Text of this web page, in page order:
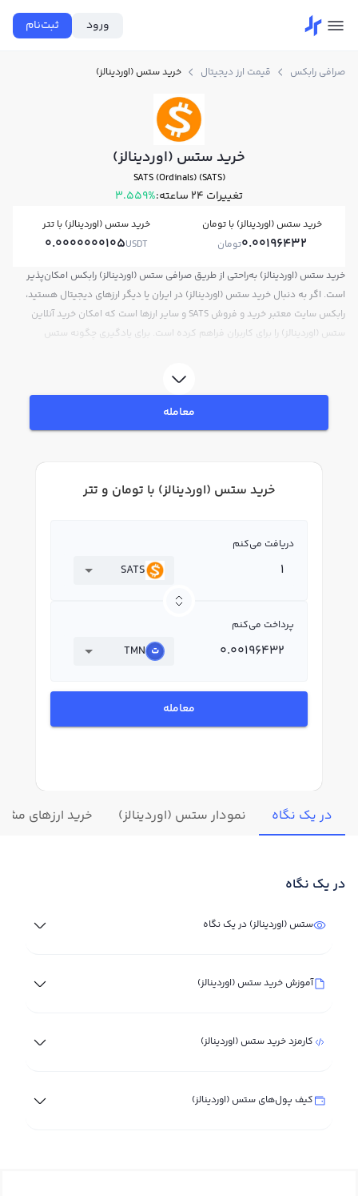
ورود ثبت‌نام
صرافی رابکس قیمت ارز دیجیتال خرید ستس (اوردینالز)
خرید ستس (اوردینالز)
SATS (Ordinals) (SATS)
تغییرات ۲۴ ساعته: 3.559%
خرید ستس (اوردینالز) با تومان
0.00196432تومان
خرید ستس (اوردینالز) با تتر
0.0000000105USDT
خرید ستس (اوردینالز) به‌راحتی از طریق صرافی ستس (اوردینالز) رابکس امکان‌پذیر
است. اگر به دنبال خرید ستس (اوردینالز) در ایران یا دیگر ارزهای دیجیتال هستید،
رابکس سایت معتبر خرید و فروش SATS و سایر ارزها است که امکان خرید آنلاین
ستس (اوردینالز) را برای کاربران فراهم کرده است. برای یادگیری چگونه ستس
رابکس، قیمت لحظه‌ای، نمودار و امکانات فروش ستس (اوردینالز) نیز در دسترس شما
قرار دارد تا بتوانید تصمیمات بهتری در معاملات خود بگیرید.
معامله
خرید ستس (اوردینالز) با تومان و تتر
دریافت می‌کنم
SATS
پرداخت می‌کنم
TMN
معامله
در یک نگاه نمودار ستس (اوردینالز) خرید ارزهای
در یک نگاه
ستس (اوردینالز) در یک نگاه
آموزش خرید ستس (اوردینالز)
کارمزد خرید ستس (اوردینالز)
کیف پول‌های ستس (اوردینالز)